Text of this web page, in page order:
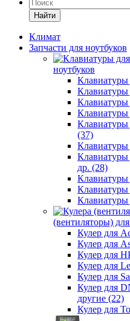
Найти
Климат
Запчасти для ноутбуков
ноутбуков
Клавиатуры
Клавиатуры
Клавиатуры
Клавиатуры
(37)
Клавиатуры
др. (28)
Клавиатуры
(вентиляторы)
Кулер для
Кулер для
Кулер для
Кулер для
Кулер для
Кулер для
другие (22)
Кулер для